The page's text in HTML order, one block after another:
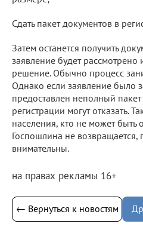
Сдать пакет документов в
Затем останется получить
заявление будет
решение. Обычно процесс
Однако если заявление было
предоставлен неполный
регистрации могут отказать.
населения, кто не может
Госпошлина не возвращается,
внимательны.
на правах рекламы 16+
← Вернуться к новостям